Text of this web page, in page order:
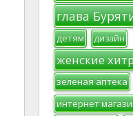
глава
детям дизайн
женские
зеленая аптека
интернет